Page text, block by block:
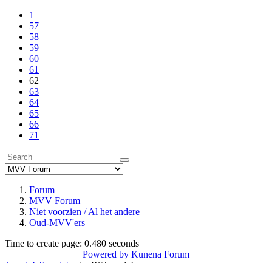
1
57
58
59
60
61
62
63
64
65
66
71
Forum
MVV Forum
Niet voorzien / Al het andere
Oud-MVV'ers
Time to create page: 0.480 seconds
Powered by Kunena Forum